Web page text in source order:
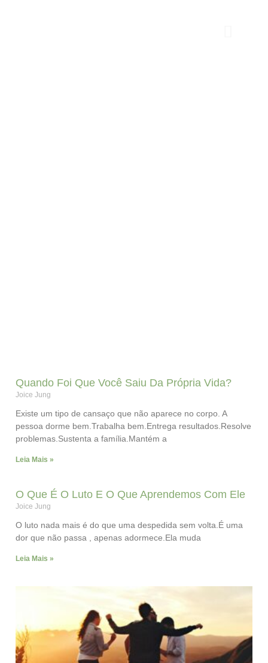
Quando Foi Que Você Saiu Da Própria Vida?
Joice Jung
Existe um tipo de cansaço que não aparece no corpo. A
pessoa dorme bem.Trabalha bem.Entrega resultados.Resolve
problemas.Sustenta a família.Mantém a
Leia Mais »
O Que É O Luto E O Que Aprendemos Com Ele
Joice Jung
O luto nada mais é do que uma despedida sem volta.É uma
dor que não passa , apenas adormece.Ela muda
Leia Mais »